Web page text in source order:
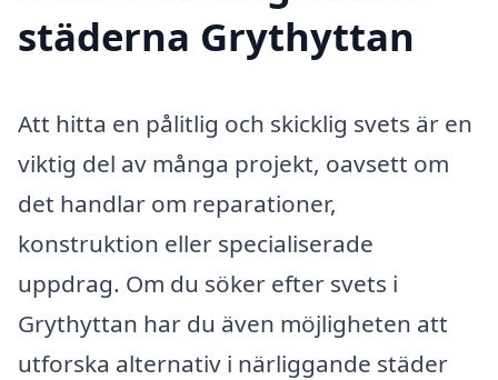
städerna Grythyttan
Att hitta en pålitlig och skicklig svets är en
viktig del av många projekt, oavsett om
det handlar om reparationer,
konstruktion eller specialiserade
uppdrag. Om du söker efter svets i
Grythyttan har du även möjligheten att
utforska alternativ i närliggande städer